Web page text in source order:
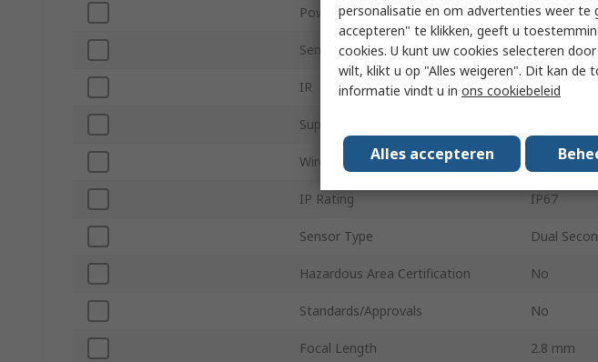
Power Over Ethernet Yes
Sensor Size 2.7in
IR Yes
Supply Voltage
Wireless
IP Rating IP67
Sensor Type Dual
Hazardous Area Certification No
Standards/Approvals No
Focal Length 2.8 mm
personalisatie en om advertenties weer te
accepteren" te klikken, geeft u
cookies. U kunt uw cookies selecteren
wilt, klikt u op "Alles weigeren". Dit kan de
informatie vindt u in ons cookiebeleid
Alles accepteren